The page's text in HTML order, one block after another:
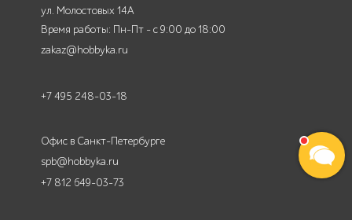
ул. Молостовых 14А
Время работы: Пн-Пт - с 9:00 до 18:00
zakaz@hobbyka.ru
+7 495 248-03-18
Офис в Санкт-Петербурге
spb@hobbyka.ru
+7 812 649-03-73